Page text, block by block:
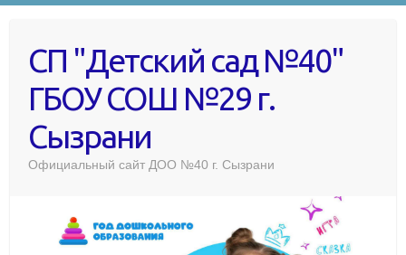
СП "Детский сад №40"
ГБОУ СОШ №29 г.
Сызрани
Официальный сайт ДОО №40 г. Сызрани